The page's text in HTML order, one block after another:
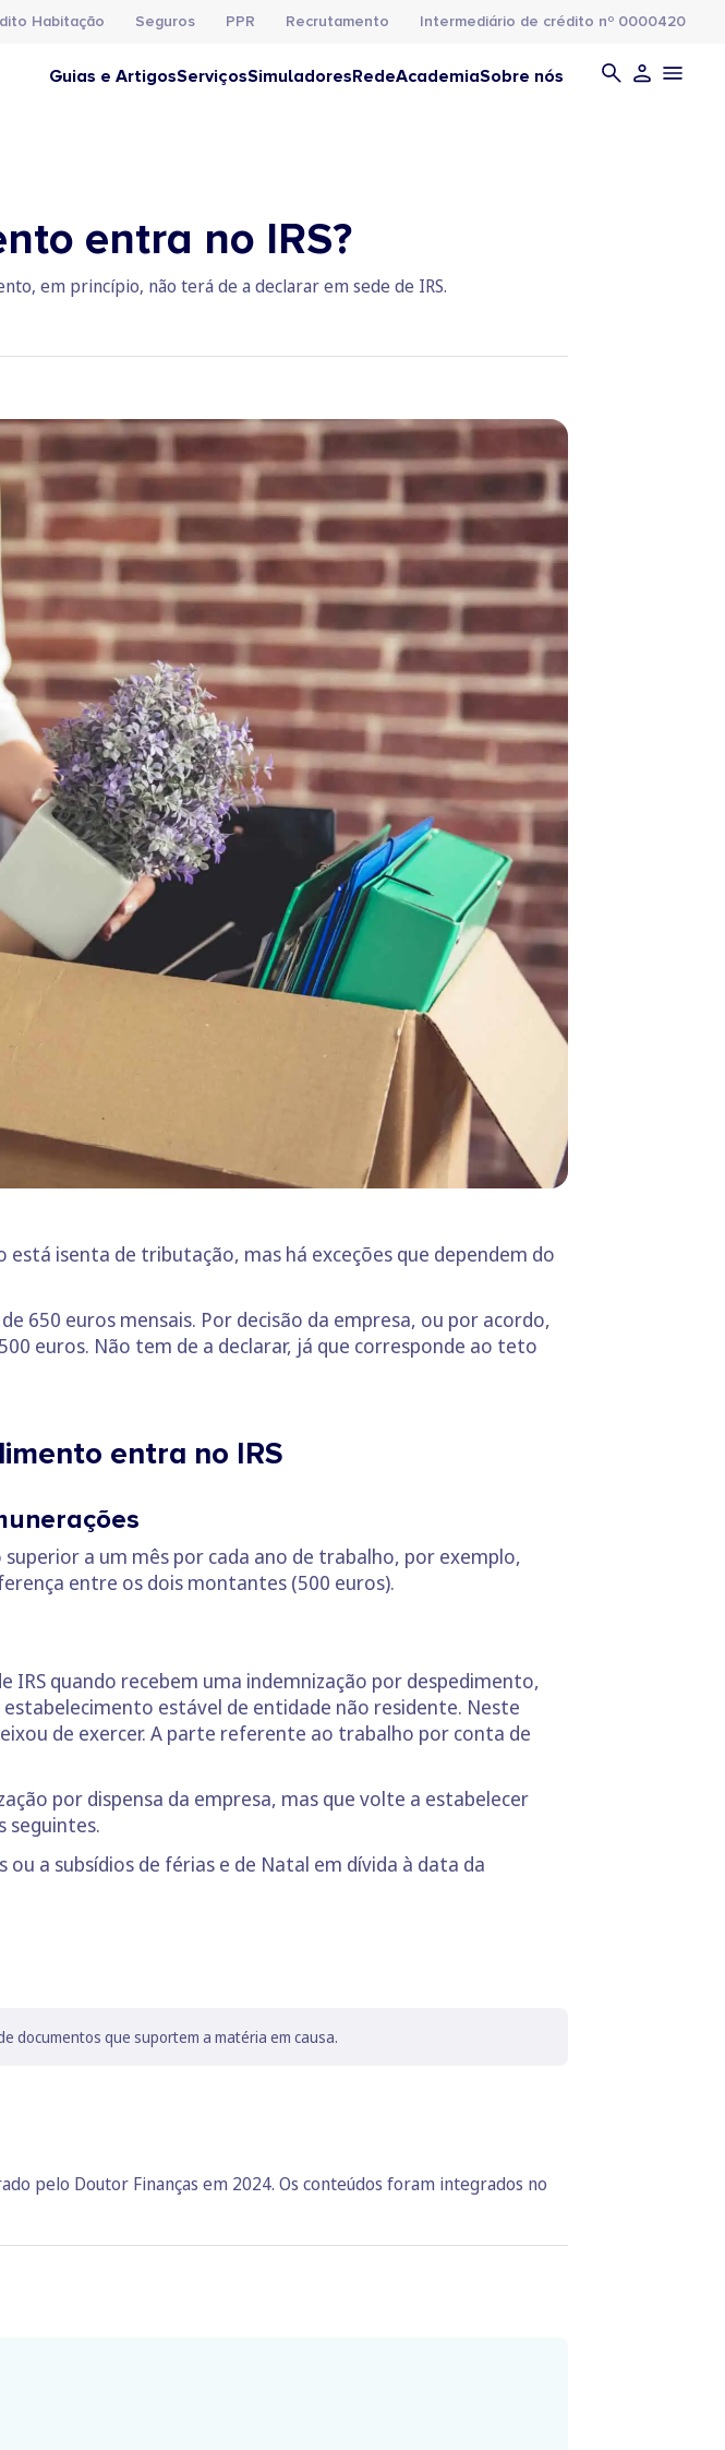
Habitação Seguros PPR Recrutamento Intermediário de crédito nº 0000420
Guias e ArtigosServiçosSimuladoresRedeAcademiaSobre nós
entra no IRS?
em princípio, não terá de a declarar em sede de IRS.
isenta de tributação, mas há exceções que dependem do
650 euros mensais. Por decisão da empresa, ou por acordo,
euros. Não tem de a declarar, já que corresponde ao teto
entra no IRS
a um mês por cada ano de trabalho, por exemplo,
entre os dois montantes (500 euros).
quando recebem uma indemnização por despedimento,
estável de entidade não residente. Neste
de exercer. A parte referente ao trabalho por conta de
por dispensa da empresa, mas que volte a estabelecer
seguintes.
a subsídios de férias e de Natal em dívida à data da
documentos que suportem a matéria em causa.
pelo Doutor Finanças em 2024. Os conteúdos foram integrados no